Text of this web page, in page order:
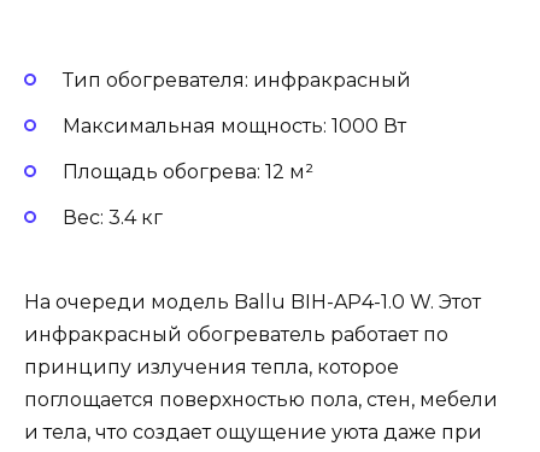
Тип обогревателя: инфракрасный
Максимальная мощность: 1000 Вт
Площадь обогрева: 12 м²
Вес: 3.4 кг
На очереди модель Ballu BIH-AP4-1.0 W. Этот
инфракрасный обогреватель работает по
принципу излучения тепла, которое
поглощается поверхностью пола, стен, мебели
и тела, что создает ощущение уюта даже при